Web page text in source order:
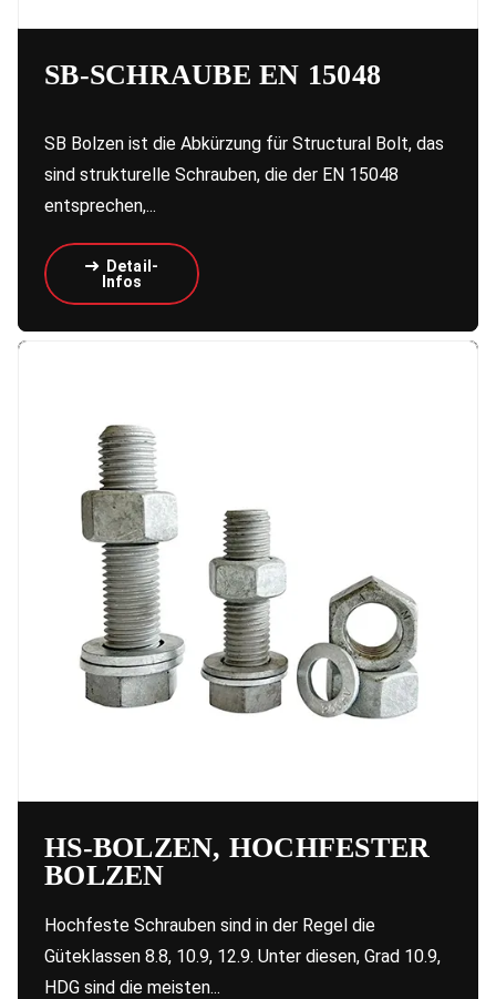
SB-SCHRAUBE EN 15048
SB Bolzen ist die Abkürzung für Structural Bolt, das
sind strukturelle Schrauben, die der EN 15048
entsprechen,...
Detail-
Infos
HS-BOLZEN, HOCHFESTER
BOLZEN
Hochfeste Schrauben sind in der Regel die
Güteklassen 8.8, 10.9, 12.9. Unter diesen, Grad 10.9,
HDG sind die meisten...